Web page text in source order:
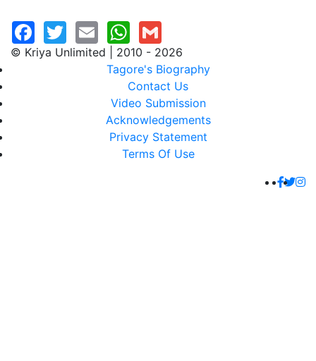
© Kriya Unlimited | 2010 - 2026
Tagore's Biography
Contact Us
Video Submission
Acknowledgements
Privacy Statement
Terms Of Use